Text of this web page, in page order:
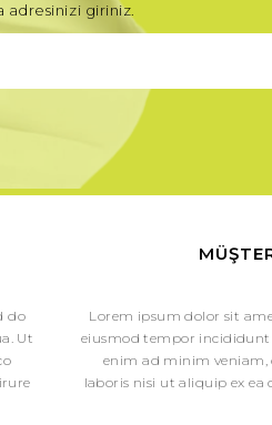
adresinizi giriniz.
do
Ut
Lorem ipsum dolor sit
eiusmod tempor
enim ad minim
laboris nisi ut aliquip ex